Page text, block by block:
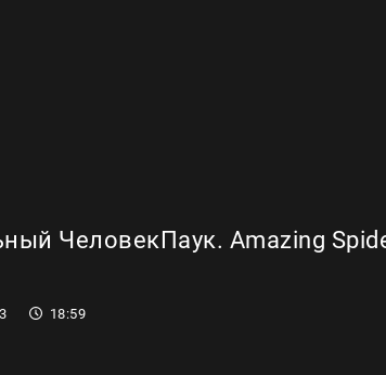
ЧеловекПаук. Amazing
18:59